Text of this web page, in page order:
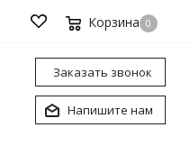
Корзина 0
Заказать звонок
Напишите нам